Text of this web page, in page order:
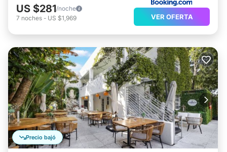
US $281/noche
7 noches - US $1,969 VER OFERTA
Precio bajó